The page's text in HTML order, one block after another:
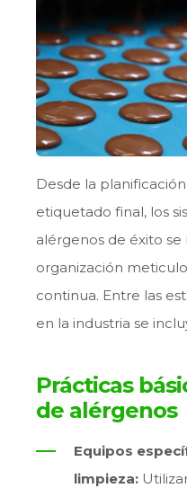
Desde la
etiquetado final, los
alérgenos de éxito se
organización
continua. Entre las
en la industria se
Prácticas
de alérgenos
Equipos
limpieza: